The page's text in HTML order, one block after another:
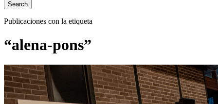
Search
Publicaciones con la etiqueta
“alena-pons”